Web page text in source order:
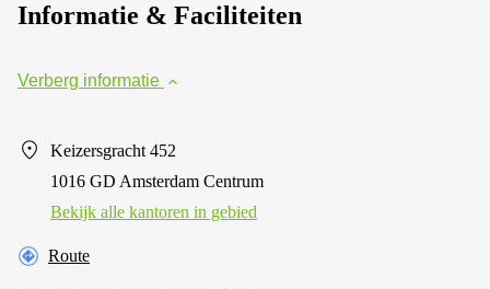
Informatie & Faciliteiten
Verberg informatie
Keizersgracht 452
1016 GD Amsterdam Centrum
Bekijk alle kantoren in gebied
Route